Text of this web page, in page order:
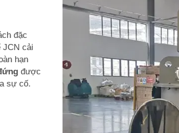
đặc
JCN cải
hạn
được
sự cố.